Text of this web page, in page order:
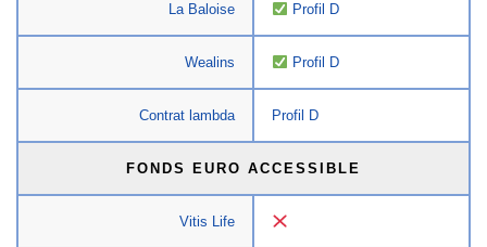
La Baloise Profil D
Wealins Profil D
Contrat lambda Profil D
FONDS EURO ACCESSIBLE
Vitis Life